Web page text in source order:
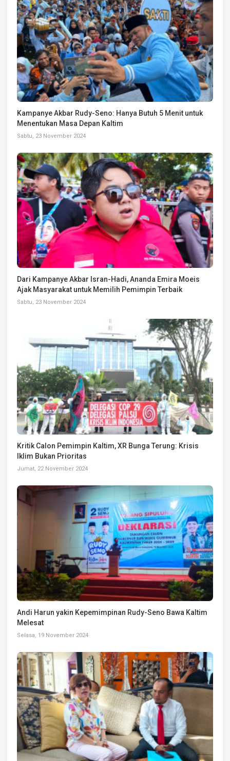
Kampanye Akbar Rudy-Seno: Hanya Butuh 5 Menit untuk
Menentukan Masa Depan Kaltim
Sabtu, 23 November 2024
Dari Kampanye Akbar Isran-Hadi, Ananda Emira Moeis
Ajak Masyarakat untuk Memilih Pemimpin Terbaik
Sabtu, 23 November 2024
Kritik Calon Pemimpin Kaltim, XR Bunga Terung: Krisis
Iklim Bukan Prioritas
Jumat, 22 November 2024
Andi Harun yakin Kepemimpinan Rudy-Seno Bawa Kaltim
Melesat
Selasa, 19 November 2024